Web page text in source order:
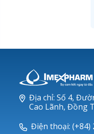
Địa chỉ: Số 4,
Cao Lãnh, Đồng
Điện thoại: (+84)